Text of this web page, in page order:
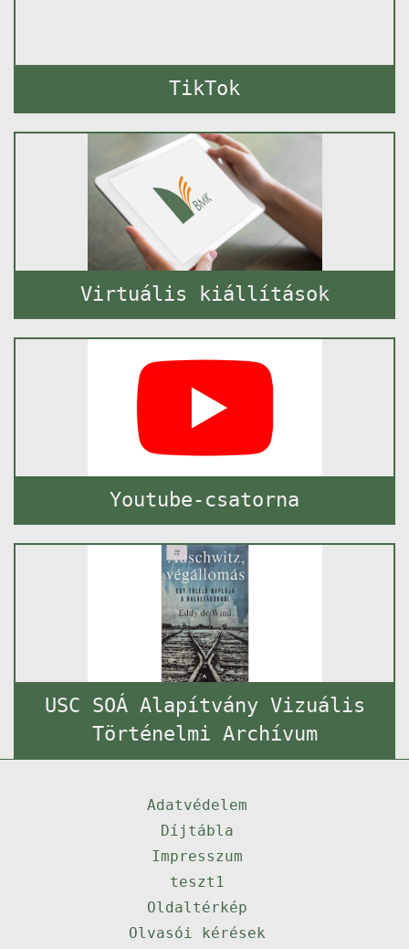
TikTok
Virtuális kiállítások
Youtube-csatorna
USC SOÁ Alapítvány Vizuális
Történelmi Archívum
Adatvédelem
Díjtábla
Impresszum
teszt1
Oldaltérkép
Olvasói kérések